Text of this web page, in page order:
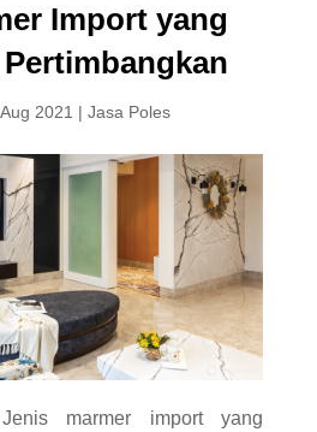
Import yang
2021 | Jasa Poles
marmer import yang